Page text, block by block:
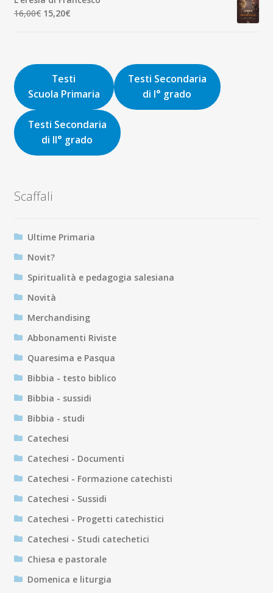
era:
9,00€.
è:
8,55€.
16,00€ Il
16,00€.
15,20€Il
15,20€.
Testi
Scuola Primaria
Testi Secondaria
di I° grado
Testi Secondaria
di II° grado
Scaffali
Ultime Primaria
Novit?
Spiritualità e pedagogia salesiana
Novità
Merchandising
Abbonamenti Riviste
Quaresima e Pasqua
Bibbia - testo biblico
Bibbia - sussidi
Bibbia - studi
Catechesi
Catechesi - Documenti
Catechesi - Formazione catechisti
Catechesi - Sussidi
Catechesi - Progetti catechistici
Catechesi - Studi catechetici
Chiesa e pastorale
Domenica e liturgia